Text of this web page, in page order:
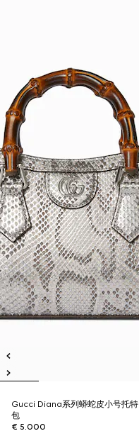
Gucci Diana系列蟒蛇皮小号托特
包
€ 5.000